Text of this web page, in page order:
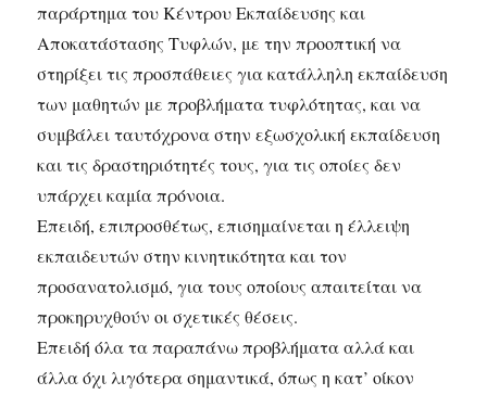
παράρτημα του Κέντρου Εκπαίδευσης και
Αποκατάστασης Τυφλών, με την προοπτική να
στηρίξει τις προσπάθειες για κατάλληλη εκπαίδευση
των μαθητών με προβλήματα τυφλότητας, και να
συμβάλει ταυτόχρονα στην εξωσχολική εκπαίδευση
και τις δραστηριότητές τους, για τις οποίες δεν
υπάρχει καμία πρόνοια.
Επειδή, επιπροσθέτως, επισημαίνεται η έλλειψη
εκπαιδευτών στην κινητικότητα και τον
προσανατολισμό, για τους οποίους απαιτείται να
προκηρυχθούν οι σχετικές θέσεις.
Επειδή όλα τα παραπάνω προβλήματα αλλά και
άλλα όχι λιγότερα σημαντικά, όπως η κατ’ οίκον